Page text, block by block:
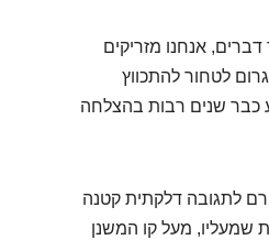
אנחנו מזריקים
לטחור להתכווץ
כבר שנים רבות בהצלחה
לתגובה דלקתית קטנה
שמעליו, מעל קו המשנן